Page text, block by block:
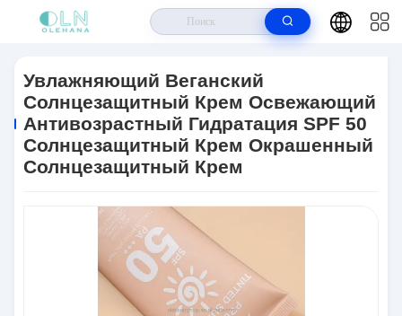
Веганский Солнцезащитный Крем Освежающий Антивозрастный
Гидратация SPF 50 Солнцезащитный Крем Окрашенный
Солнцезащитный Крем
Увлажняющий Веганский
Солнцезащитный Крем Освежающий
Антивозрастный Гидратация SPF 50
Солнцезащитный Крем Окрашенный
Солнцезащитный Крем